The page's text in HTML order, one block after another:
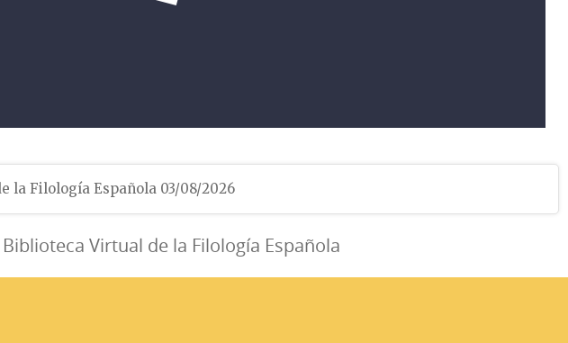
la Filología Española 03/08/2026
Virtual de la Filología Española